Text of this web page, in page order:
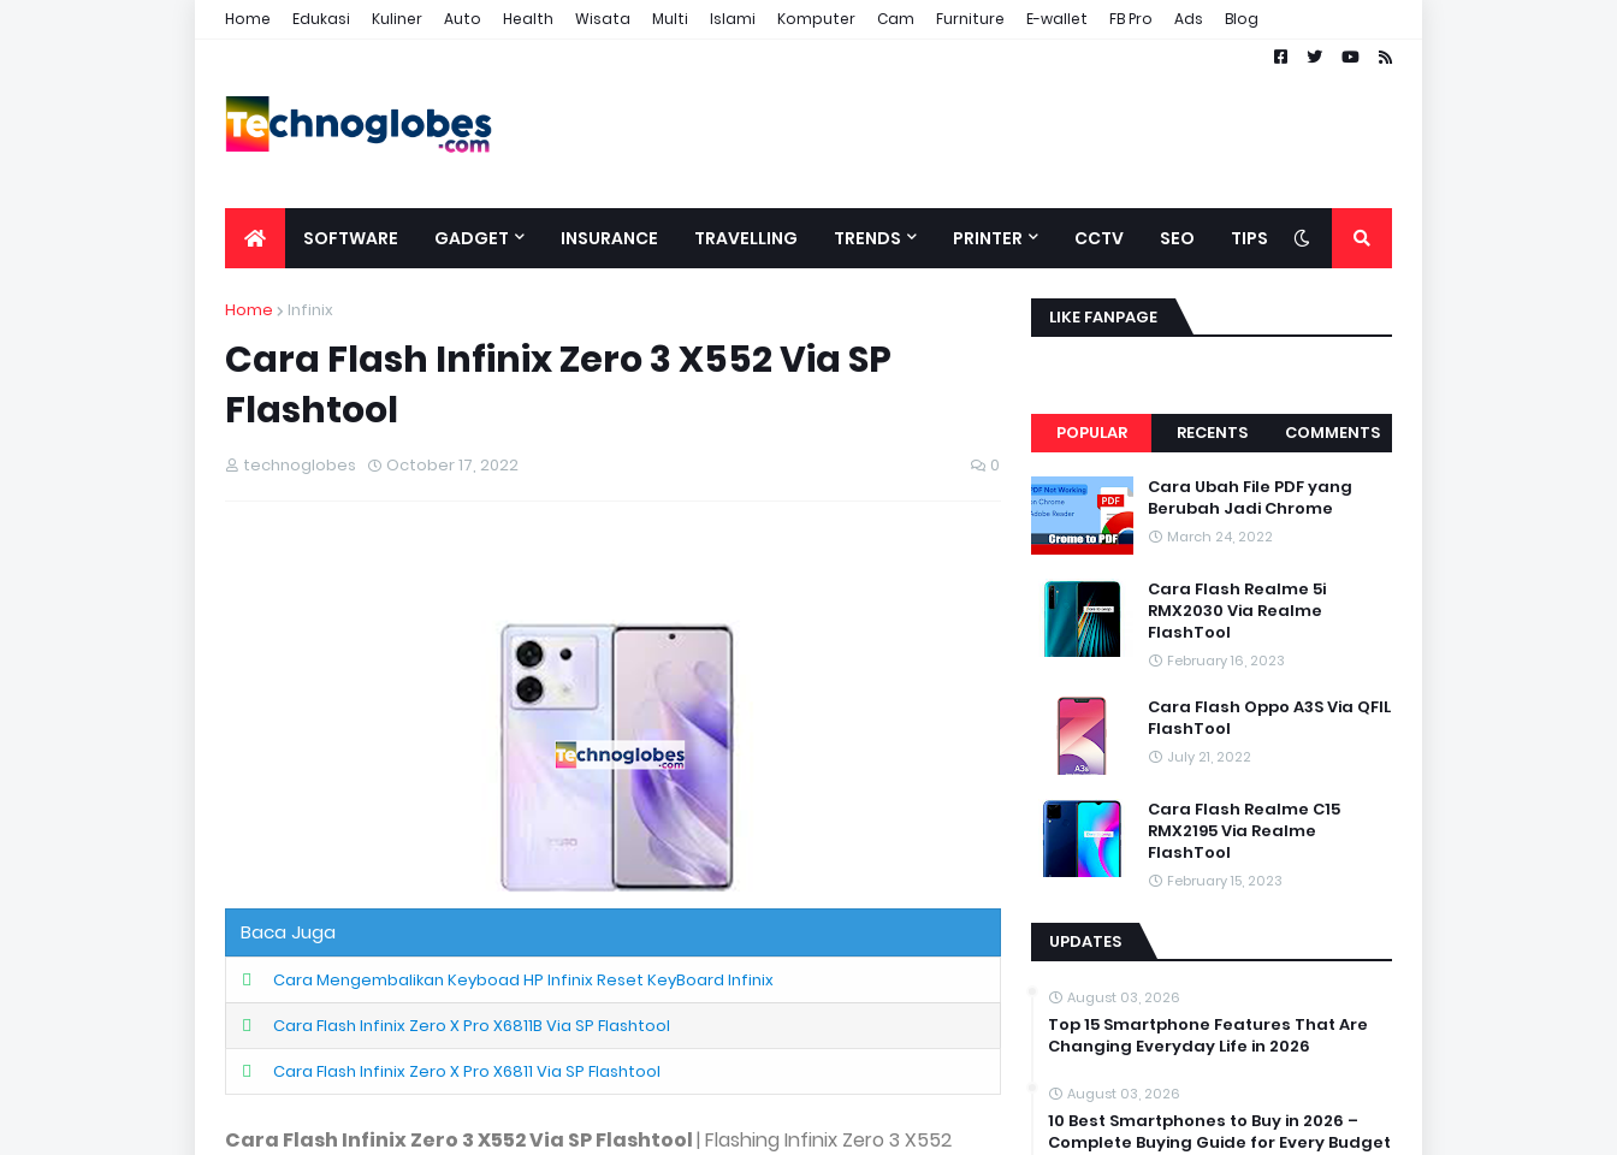
Home Edukasi Kuliner Auto Health Wisata Multi Islami Komputer Cam Furniture E-wallet FB Pro Ads Blog
SOFTWARE GADGET INSURANCE TRAVELLING TRENDS PRINTER CCTV SEO TIPS
Home Infinix
Cara Flash Infinix Zero 3 X552 Via SP
Flashtool
technoglobes October 17, 2022 0
Baca Juga
Cara Mengembalikan Keyboad HP Infinix Reset KeyBoard Infinix
Cara Flash Infinix Zero X Pro X6811B Via SP Flashtool
Cara Flash Infinix Zero X Pro X6811 Via SP Flashtool
Cara Flash Infinix Zero 3 X552 Via SP Flashtool| Flashing Infinix Zero 3 X552
LIKE FANPAGE
POPULAR RECENTS COMMENTS
Cara Ubah File PDF yang
Berubah Jadi Chrome
March 24, 2022
Cara Flash Realme 5i
RMX2030 Via Realme
FlashTool
February 16, 2023
Cara Flash Oppo A3S Via QFIL
FlashTool
July 21, 2022
Cara Flash Realme C15
RMX2195 Via Realme
FlashTool
February 15, 2023
UPDATES
August 03, 2026
Top 15 Smartphone Features That Are
Changing Everyday Life in 2026
August 03, 2026
10 Best Smartphones to Buy in 2026 –
Complete Buying Guide for Every Budget